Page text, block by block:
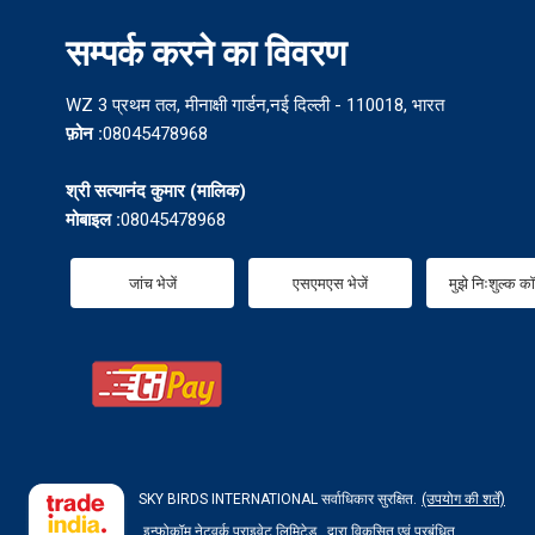
सम्पर्क करने का विवरण
WZ 3 प्रथम तल, मीनाक्षी गार्डन,नई दिल्ली - 110018, भारत
फ़ोन :08045478968
श्री सत्यानंद कुमार(मालिक)
मोबाइल :08045478968
जांच भेजें एसएमएस भेजें मुझे निःशुल्क
SKY BIRDS INTERNATIONAL सर्वाधिकार सुरक्षित. (उपयोग की शर्तें)
इन्फोकॉम नेटवर्क प्राइवेट लिमिटेड . द्वारा विकसित एवं प्रबंधित